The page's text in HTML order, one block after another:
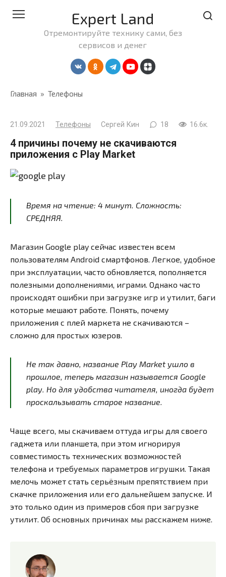
Expert Land
Отремонтируйте технику сами, без
сервисов и денег
Главная » Телефоны
21.09.2021 Телефоны Сергей Кин 18 16.6к.
4 причины почему не скачиваются
приложения с Play Market
Время на чтение: 4 минут . Сложность:
СРЕДНЯЯ.
Магазин Google play сейчас известен всем
пользователям Android смартфонов. Легкое, удобное
при эксплуатации, часто обновляется, пополняется
полезными дополнениями, играми. Однако часто
происходят ошибки при загрузке игр и утилит, баги
которые мешают работе. Понять, почему
приложения с плей маркета не скачиваются –
сложно для простых юзеров.
Не так давно, название Play Market ушло в
прошлое, теперь магазин называется Google
play. Но для удобства читателя, иногда будет
проскальзывать старое название.
Чаще всего, мы скачиваем оттуда игры для своего
гаджета или планшета, при этом игнорируя
совместимость технических возможностей
телефона и требуемых параметров игрушки. Такая
мелочь может стать серьёзным препятствием при
скачке приложения или его дальнейшем запуске. И
это только один из примеров сбоя при загрузке
утилит. Об основных причинах мы расскажем ниже.